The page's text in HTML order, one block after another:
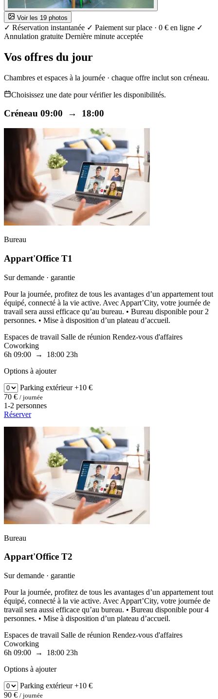
Voir les 19 photos
✓ Réservation instantanée ✓ Paiement sur place · 0 € en ligne ✓
Annulation gratuite Dernière minute acceptée
Vos offres du jour
Chambres et espaces à la journée · chaque offre inclut son créneau.
Choisissez une date pour vérifier les disponibilités.
Créneau 09:00 → 18:00
Bureau
Appart'Office T1
Sur demande · garantie
Pour la journée, profitez de tous les avantages d’un appartement tout
équipé, connecté à la vie active. Avec Appart’City, votre journée de
travail sera aussi efficace qu’au bureau. • Bureau disponible pour 2
personnes. • Mise à disposition d’un plateau d’accueil.
Espaces de travail Salle de réunion Rendez-vous d'affaires
Coworking
6h 09:00 → 18:00 23h
Options à ajouter
Parking extérieur+10 €
70 € / journée
1-2 personnes
Réserver
Bureau
Appart'Office T2
Sur demande · garantie
Pour la journée, profitez de tous les avantages d’un appartement tout
équipé, connecté à la vie active. Avec Appart’City, votre journée de
travail sera aussi efficace qu’au bureau. • Bureau disponible pour 4
personnes. • Mise à disposition d’un plateau d’accueil.
Espaces de travail Salle de réunion Rendez-vous d'affaires
Coworking
6h 09:00 → 18:00 23h
Options à ajouter
Parking extérieur+10 €
90 € / journée